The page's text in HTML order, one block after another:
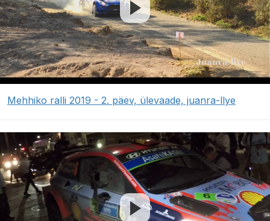
Mehhiko ralli 2019 - 2. päev, ülevaade, juanra-llye